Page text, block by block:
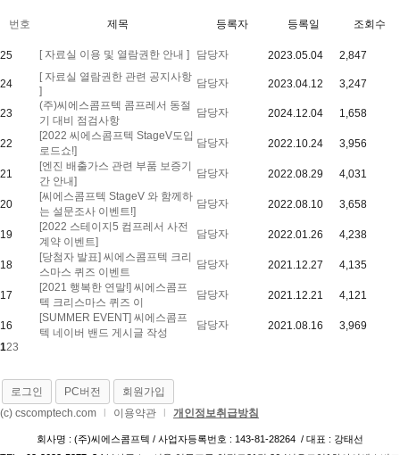
번호 제목 등록자 등록일 조회수
25 [ 자료실 이용 및 열람권한 안내 ] 담당자 2023.05.04 2,847
24
[ 자료실 열람권한 관련 공지사항
]
담당자 2023.04.12 3,247
23
(주)씨에스콤프텍 콤프레서 동절
기 대비 점검사항
담당자 2024.12.04 1,658
22
[2022 씨에스콤프텍 StageV도입
로드쇼!]
담당자 2022.10.24 3,956
21
[엔진 배출가스 관련 부품 보증기
간 안내]
담당자 2022.08.29 4,031
20
[씨에스콤프텍 StageV 와 함께하
는 설문조사 이벤트!]
담당자 2022.08.10 3,658
19
[2022 스테이지5 컴프레서 사전
계약 이벤트]
담당자 2022.01.26 4,238
18
[당첨자 발표] 씨에스콤프텍 크리
스마스 퀴즈 이벤트
담당자 2021.12.27 4,135
17
[2021 행복한 연말!] 씨에스콤프
텍 크리스마스 퀴즈 이
담당자 2021.12.21 4,121
16
[SUMMER EVENT] 씨에스콤프
텍 네이버 밴드 게시글 작성
담당자 2021.08.16
3,969
123
로그인 PC버전
회원가입
(c) cscomptech.com
이용약관 개인정보취급방침
회사명 : (주)씨에스콤프텍 / 사업자등록번호 : 143-81-28264 / 대표 : 강태선